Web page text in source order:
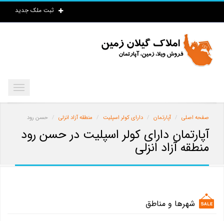
ثبت ملک جدید
صفحه اصلی آپارتمان دارای کولر اسپلیت منطقه آزاد انزلی حسن رود
آپارتمان دارای کولر اسپلیت در حسن رود
منطقه آزاد انزلی
شهرها و مناطق